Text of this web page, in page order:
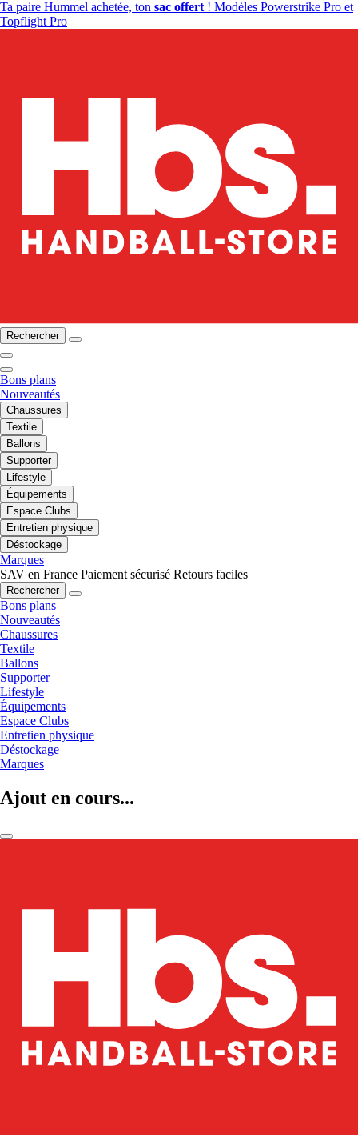
Ta paire Hummel achetée, ton sac offert ! Modèles Powerstrike Pro et
Topflight Pro
Rechercher
Bons plans
Nouveautés
Chaussures
Textile
Ballons
Supporter
Lifestyle
Équipements
Espace Clubs
Entretien physique
Déstockage
Marques
SAV en France Paiement sécurisé Retours faciles
Rechercher
Bons plans
Nouveautés
Chaussures
Textile
Ballons
Supporter
Lifestyle
Équipements
Espace Clubs
Entretien physique
Déstockage
Marques
Ajout en cours...